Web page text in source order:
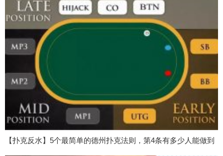
【扑克反水】5个最简单的德州扑克法则，第4条有多少人能做到